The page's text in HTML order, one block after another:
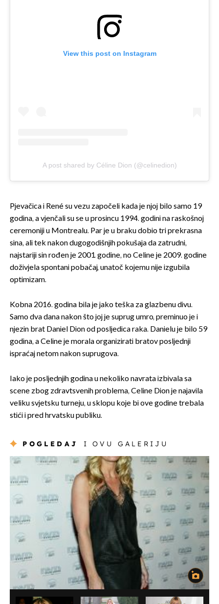
View this post on Instagram
A post shared by Céline Dion (@celinedion)
Pjevačica i René su vezu započeli kada je njoj bilo samo 19
godina, a vjenčali su se u prosincu 1994. godini na raskošnoj
ceremoniji u Montrealu. Par je u braku dobio tri prekrasna
sina, ali tek nakon dugogodišnjih pokušaja da zatrudni,
najstariji sin rođen je 2001. godine, no Celine je 2009. godine
doživjela spontani pobačaj, unatoč kojemu nije izgubila
optimizam.
Kobna 2016. godina bila je jako teška za glazbenu divu.
Samo dva dana nakon što joj je suprug umro, preminuo je i
njezin brat Daniel Dion od posljedica raka. Danielu je bilo 59
godina, a Celine je morala organizirati bratov posljednji
ispraćaj netom nakon suprugova.
Iako je posljednjih godina u nekoliko navrata izbivala sa
scene zbog zdravtsvenih problema, Celine Dion je najavila
veliku svjetsku turneju, u sklopu koje bi ove godine trebala
stići i pred hrvatsku publiku.
POGLEDAJ I OVU GALERIJU